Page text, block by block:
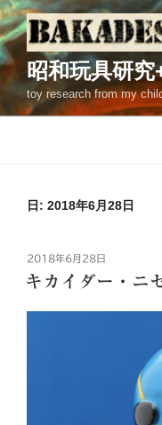
コ
ン
テ
ン
ツ
へ
昭和玩具研究
toy research from my
日: 2018年6月28日
投
稿
日:
2018年6月28日
キカイダー・ニ